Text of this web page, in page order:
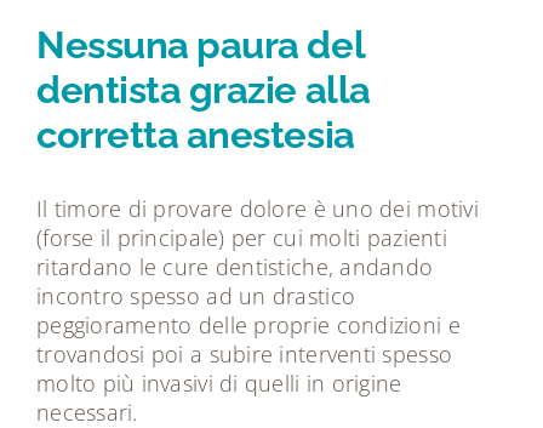
Dicono di noi
Contatti
Nessuna paura del
dentista grazie alla
corretta anestesia
Il timore di provare dolore è uno dei motivi
(forse il principale) per cui molti pazienti
ritardano le cure dentistiche, andando
incontro spesso ad un drastico
peggioramento delle proprie condizioni e
trovandosi poi a subire interventi spesso
molto più invasivi di quelli in origine
necessari.